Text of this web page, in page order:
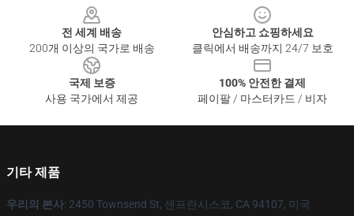
전 세계 배송
200개 이상의 국가로 배송
안심하고 쇼핑하세요
클릭에서 배송까지 24/7 보호
국제 보증
사용 국가에서 제공
100% 안전한 결제
페이팔 / 마스터카드 / 비자
기타 제품
우리의 본사: 2450 Townsend St, 샌프란시스코, CA 94107, 미국